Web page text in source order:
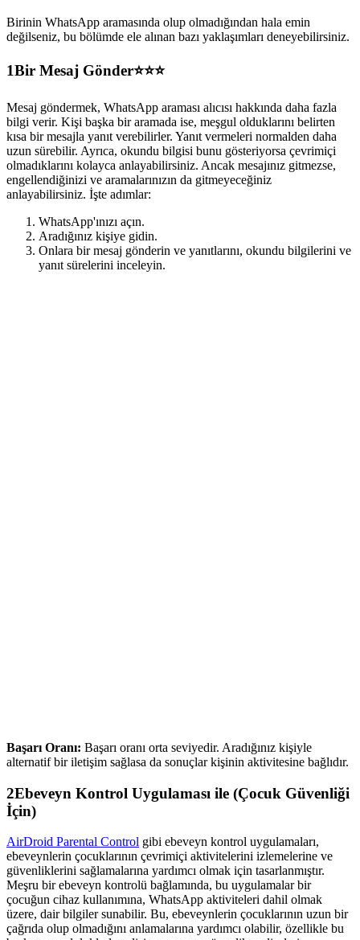
Birinin WhatsApp aramasında olup olmadığından hala emin
değilseniz, bu bölümde ele alınan bazı yaklaşımları deneyebilirsiniz.
1Bir Mesaj Gönder⭐⭐⭐
Mesaj göndermek, WhatsApp araması alıcısı hakkında daha fazla
bilgi verir. Kişi başka bir aramada ise, meşgul olduklarını belirten
kısa bir mesajla yanıt verebilirler. Yanıt vermeleri normalden daha
uzun sürebilir. Ayrıca, okundu bilgisi bunu gösteriyorsa çevrimiçi
olmadıklarını kolayca anlayabilirsiniz. Ancak mesajınız gitmezse,
engellendiğinizi ve aramalarınızın da gitmeyeceğiniz
anlayabilirsiniz. İşte adımlar:
WhatsApp'ınızı açın.
Aradığınız kişiye gidin.
Onlara bir mesaj gönderin ve yanıtlarını, okundu bilgilerini ve
yanıt sürelerini inceleyin.
Başarı Oranı: Başarı oranı orta seviyedir. Aradığınız kişiyle
alternatif bir iletişim sağlasa da sonuçlar kişinin aktivitesine bağlıdır.
2Ebeveyn Kontrol Uygulaması ile (Çocuk Güvenliği
İçin)
AirDroid Parental Control gibi ebeveyn kontrol uygulamaları,
ebeveynlerin çocuklarının çevrimiçi aktivitelerini izlemelerine ve
güvenliklerini sağlamalarına yardımcı olmak için tasarlanmıştır.
Meşru bir ebeveyn kontrolü bağlamında, bu uygulamalar bir
çocuğun cihaz kullanımına, WhatsApp aktiviteleri dahil olmak
üzere, dair bilgiler sunabilir. Bu, ebeveynlerin çocuklarının uzun bir
çağrıda olup olmadığını anlamalarına yardımcı olabilir, özellikle bu